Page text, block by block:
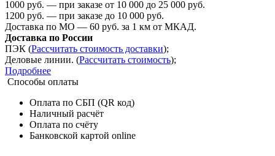
1000 руб. — при заказе от 10 000 до 25 000 руб.
1200 руб. — при заказе до 10 000 руб.
Доставка по МО — 60 руб. за 1 км от МКАД.
Доставка по России
ПЭК (Рассчитать стоимость доставки);
Деловые линии. (Рассчитать стоимость);
Подробнее
Способы оплаты
Оплата по СБП (QR код)
Наличный расчёт
Оплата по счёту
Банковской картой online